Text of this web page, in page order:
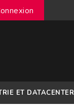
ET DATACENTER